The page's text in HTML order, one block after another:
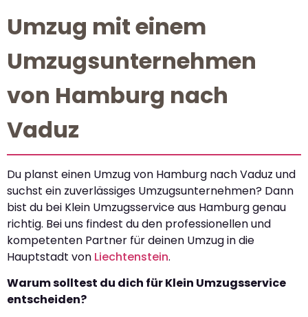
Umzug mit einem
Umzugsunternehmen
von Hamburg nach
Vaduz
Du planst einen Umzug von Hamburg nach Vaduz und
suchst ein zuverlässiges Umzugsunternehmen? Dann
bist du bei Klein Umzugsservice aus Hamburg genau
richtig. Bei uns findest du den professionellen und
kompetenten Partner für deinen Umzug in die
Hauptstadt von Liechtenstein.
Warum solltest du dich für Klein Umzugsservice
entscheiden?